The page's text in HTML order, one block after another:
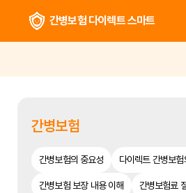
간병보험 다이렉트 스마트
간병보험
간병보험의 중요성 다이렉트 간병보험
간병보험 보장 내용 이해 간병보험료